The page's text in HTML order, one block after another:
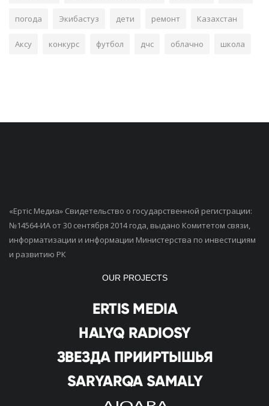
погода Экибастуз дети ремонт Казахстан
Аксу конкурс футбол дчс облачно школа
«Ертiс Медиа» Свидетельство о государственной регистрации:
№14564-ИА от 30 сентября 2014 года, выдано Комитетом связи,
информатизации и информации Министерства по инвестициям
и развитию РК
OUR PROJECTS